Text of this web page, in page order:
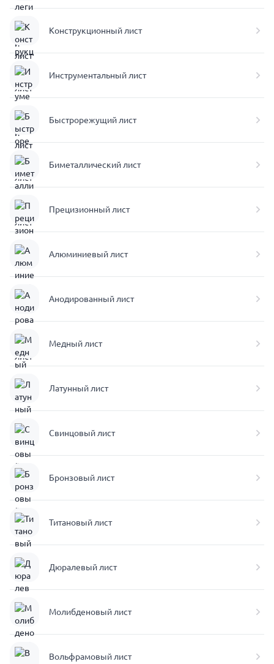
Конструкционный лист
Инструментальный лист
Быстрорежущий лист
Биметаллический лист
Прецизионный лист
Алюминиевый лист
Анодированный лист
Медный лист
Латунный лист
Свинцовый лист
Бронзовый лист
Титановый лист
Дюралевый лист
Молибденовый лист
Вольфрамовый лист